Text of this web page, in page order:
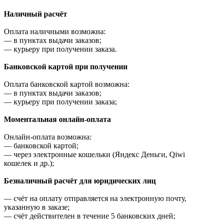
Наличный расчёт
Оплата наличными возможна:
— в пунктах выдачи заказов;
— курьеру при получении заказа.
Банковской картой при получении
Оплата банковской картой возможна:
— в пунктах выдачи заказов;
— курьеру при получении заказа;
Моментальная онлайн-оплата
Онлайн-оплата возможна:
— банковской картой;
— через электронные кошельки (Яндекс Деньги, Qiwi
кошелек и др.);
Безналичный расчёт для юридических лиц
— счёт на оплату отправляется на электронную почту,
указанную в заказе;
— счёт действителен в течение 5 банковских дней;